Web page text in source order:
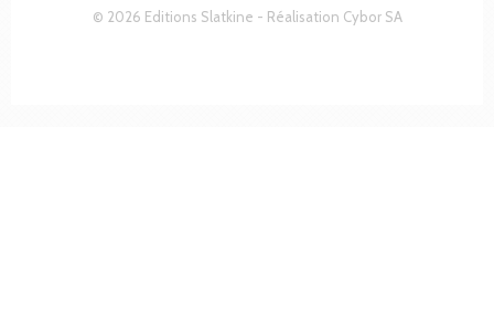
© 2026 Editions Slatkine - Réalisation Cybor SA